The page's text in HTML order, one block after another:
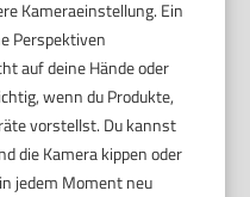
Kameraeinstellung. Ein
Perspektiven
auf deine Hände oder
wenn du Produkte,
vorstellst. Du kannst
die Kamera kippen oder
jedem Moment neu